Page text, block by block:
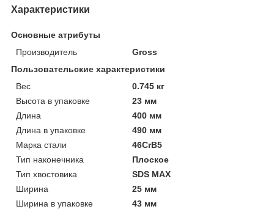
Характеристики
Основные атрибуты
Производитель
Gross
Пользовательские характеристики
Вeс
0.745 кг
Высотa в упаковке
23 мм
Длинa
400 мм
Длинa в упаковке
490 мм
Марка стали
46CrB5
Тип наконечника
Плоское
Тип хвостовика
SDS MAX
Ширинa
25 мм
Ширинa в упаковке
43 мм